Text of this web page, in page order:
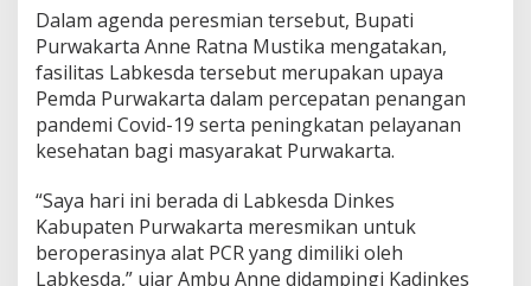
Dalam agenda peresmian tersebut, Bupati
Purwakarta Anne Ratna Mustika mengatakan,
fasilitas Labkesda tersebut merupakan upaya
Pemda Purwakarta dalam percepatan penangan
pandemi Covid-19 serta peningkatan pelayanan
kesehatan bagi masyarakat Purwakarta.
“Saya hari ini berada di Labkesda Dinkes
Kabupaten Purwakarta meresmikan untuk
beroperasinya alat PCR yang dimiliki oleh
Labkesda,” ujar Ambu Anne didampingi Kadinkes